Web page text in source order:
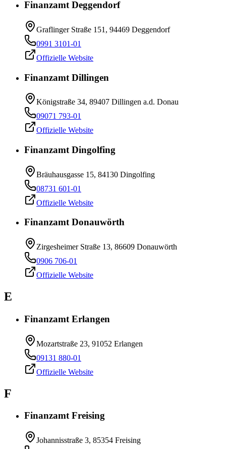
Finanzamt Deggendorf
Graflinger Straße 151, 94469 Deggendorf
0991 3101-01
Offizielle Website
Finanzamt Dillingen
Königstraße 34, 89407 Dillingen a.d. Donau
09071 793-01
Offizielle Website
Finanzamt Dingolfing
Bräuhausgasse 15, 84130 Dingolfing
08731 601-01
Offizielle Website
Finanzamt Donauwörth
Zirgesheimer Straße 13, 86609 Donauwörth
0906 706-01
Offizielle Website
E
Finanzamt Erlangen
Mozartstraße 23, 91052 Erlangen
09131 880-01
Offizielle Website
F
Finanzamt Freising
Johannisstraße 3, 85354 Freising